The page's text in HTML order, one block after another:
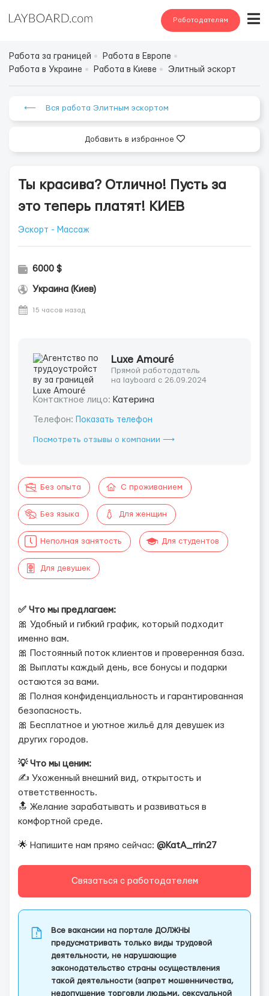
Работодателям
Работа за границей
Работа в Европе
Работа в Украине
Работа в Киеве Элитный эскорт
⟵ Вся работа Элитным эскортом
Добавить в избранное
Ты красива? Отлично! Пусть за
это теперь платят! КИЕВ
Эскорт - Массаж
6000 $
Украина (Киев)
15 часов назад
Luxe Amouré
Прямой работодатель
на layboard с 26.09.2024
Контактное лицо: Катерина
Телефон: Показать телефон
Посмотреть отзывы о компании ⟶
Без опыта С проживанием
Без языка Для женщин
Неполная занятость Для студентов
Для девушек
✅ Что мы предлагаем:
🎀 Удобный и гибкий график, который подходит
именно вам.
🎀 Постоянный поток клиентов и проверенная база.
🎀 Выплаты каждый день, все бонусы и подарки
остаются за вами.
🎀 Полная конфиденциальность и гарантированная
безопасность.
🎀 Бесплатное и уютное жильё для девушек из
других городов.
💡 Что мы ценим:
✍️ Ухоженный внешний вид, открытость и
ответственность.
🔝 Желание зарабатывать и развиваться в
комфортной среде.
🌟 Напишите нам прямо сейчас: @KatA_rrin27
Связаться с работодателем
Все вакансии на портале ДОЛЖНЫ
предусматривать только виды трудовой
деятельности, не нарушающие
законодательство страны осуществления
такой деятельности (запрет мошенничества,
недопущение торговли людьми, сексуальной